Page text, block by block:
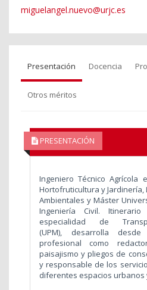
miguelangel.nuevo@urjc.es
Presentación Docencia
Otros méritos
PRESENTACIÓN
Ingeniero Técnico Agrícola
Hortofruticultura y Jardinería,
Ambientales y Máster
Ingeniería Civil.
especialidad de
(UPM), desarrolla
profesional como
paisajismo y pliegos de
y responsable de los
diferentes espacios urbanos